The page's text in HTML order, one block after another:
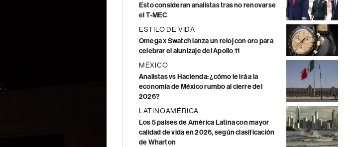
Esto consideran analistas tras no renovarse
el T-MEC
ESTILO DE VIDA
Omega x Swatch lanza un reloj con oro para
celebrar el alunizaje del Apollo 11
MÉXICO
Analistas vs Hacienda: ¿cómo le irá a la
economía de México rumbo al cierre del
2026?
LATINOAMÉRICA
Los 5 países de América Latina con mayor
calidad de vida en 2026, según clasificación
de Wharton